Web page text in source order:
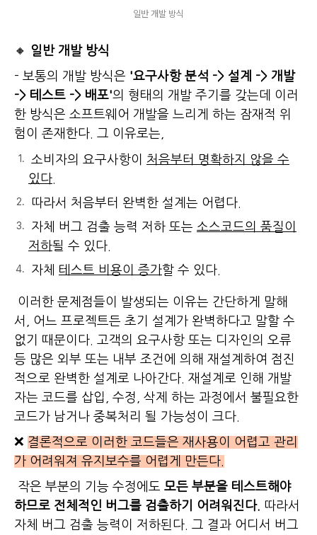
일반 개발 방식
🔸 일반 개발 방식
- 보통의 개발 방식은 '요구사항 분석 -> 설계 -> 개발
-> 테스트 -> 배포'의 형태의 개발 주기를 갖는데 이러
한 방식은 소프트웨어 개발을 느리게 하는 잠재적 위
험이 존재한다. 그 이유로는,
소비자의 요구사항이 처음부터 명확하지 않을 수
있다.
따라서 처음부터 완벽한 설계는 어렵다.
자체 버그 검출 능력 저하 또는 소스코드의 품질이
저하될 수 있다.
자체 테스트 비용이 증가할 수 있다.
이러한 문제점들이 발생되는 이유는 간단하게 말해
서, 어느 프로젝트든 초기 설계가 완벽하다고 말할 수
없기 때문이다. 고객의 요구사항 또는 디자인의 오류
등 많은 외부 또는 내부 조건에 의해 재설계하여 점진
적으로 완벽한 설계로 나아간다. 재설계로 인해 개발
자는 코드를 삽입, 수정, 삭제 하는 과정에서 불필요한
코드가 남거나 중복처리 될 가능성이 크다.
❌ 결론적으로 이러한 코드들은 재사용이 어렵고 관리
가 어려워져 유지보수를 어렵게 만든다.
작은 부분의 기능 수정에도 모든 부분을 테스트해야
하므로 전체적인 버그를 검출하기 어려워진다. 따라서
자체 버그 검출 능력이 저하된다. 그 결과 어디서 버그